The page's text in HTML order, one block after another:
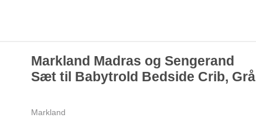
Markland Madras og Sengerand
Sæt til Babytrold Bedside Crib, Grå
Markland